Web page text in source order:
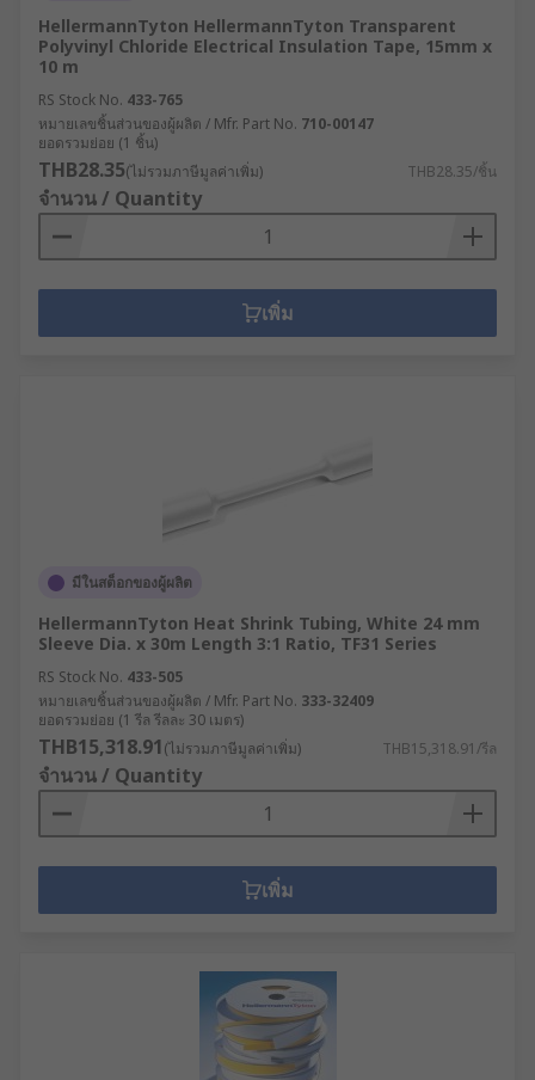
HellermannTyton HellermannTyton Transparent
Polyvinyl Chloride Electrical Insulation Tape, 15mm x
10 m
RS Stock No. 433-765
หมายเลขชิ้นส่วนของผู้ผลิต / Mfr. Part No. 710-00147
ยอดรวมย่อย (1 ชิ้น)
THB28.35(ไม่รวมภาษีมูลค่าเพิ่ม) THB28.35/ชิ้น
จำนวน / Quantity
เพิ่ม
มีในสต็อกของผู้ผลิต
HellermannTyton Heat Shrink Tubing, White 24 mm
Sleeve Dia. x 30m Length 3:1 Ratio, TF31 Series
RS Stock No. 433-505
หมายเลขชิ้นส่วนของผู้ผลิต / Mfr. Part No. 333-32409
ยอดรวมย่อย (1 รีล รีลละ 30 เมตร)
THB15,318.91(ไม่รวมภาษีมูลค่าเพิ่ม) THB15,318.91/รีล
จำนวน / Quantity
เพิ่ม